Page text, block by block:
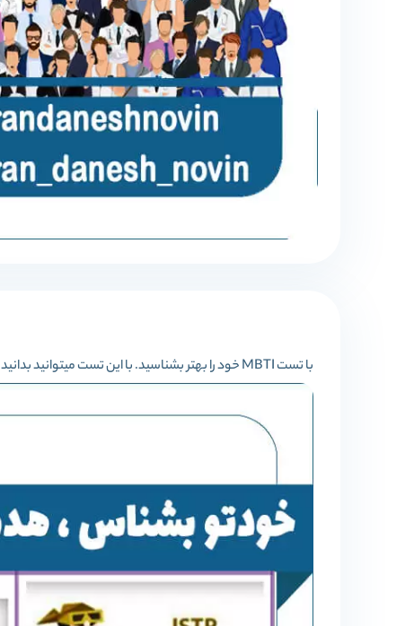
با تست MBTI خود را بهتر بشناسید. با این تست میتوانید بدانید که درونگرا هستید یا برونگرا ، شهودی هستید یا حسی ، منطقی یا حسی ، ادارکی ی قضاوتی.